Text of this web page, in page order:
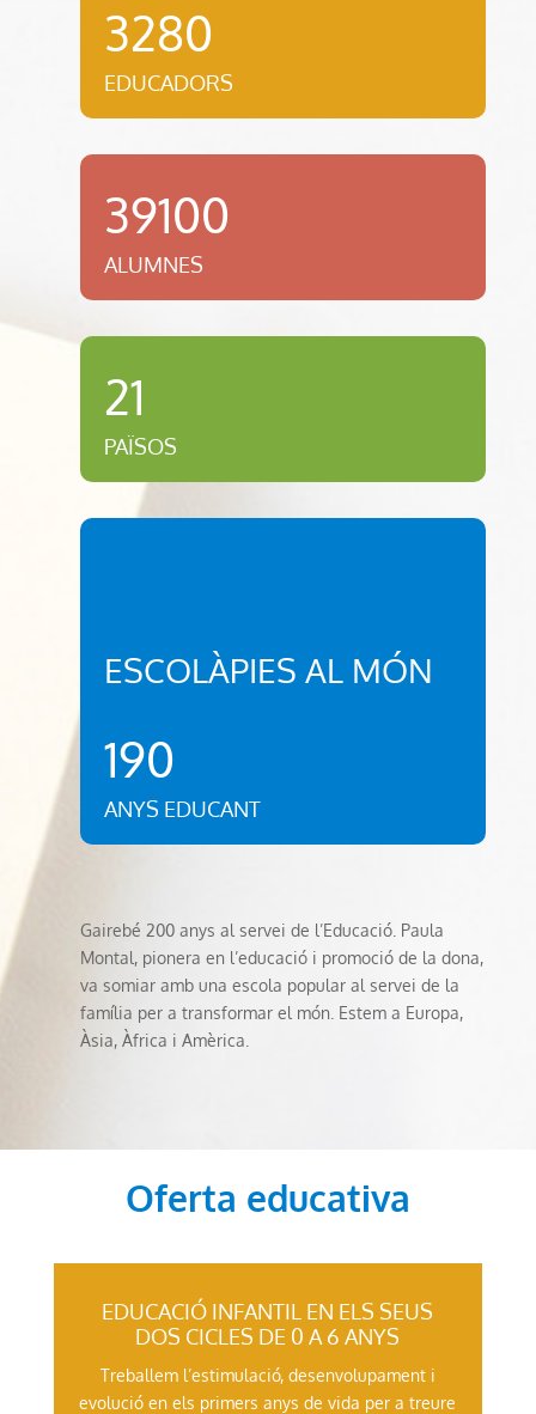
3280
EDUCADORS
39100
ALUMNES
21
PAÏSOS
ESCOLÀPIES AL MÓN
190
ANYS EDUCANT
Gairebé 200 anys al servei de l’Educació. Paula
Montal, pionera en l’educació i promoció de la dona,
va somiar amb una escola popular al servei de la
família per a transformar el món. Estem a Europa,
Àsia, Àfrica i Amèrica.
Oferta educativa
EDUCACIÓ INFANTIL EN ELS SEUS
DOS CICLES DE 0 A 6 ANYS
Treballem l’estimulació, desenvolupament i
evolució en els primers anys de vida per a treure